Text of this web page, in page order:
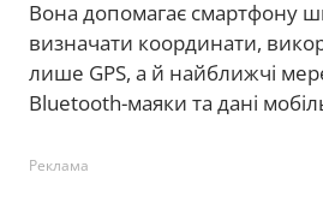
Вона допомагає смартфону
визначати координати,
лише GPS, а й найближчі
Bluetooth-маяки та дані
Реклама